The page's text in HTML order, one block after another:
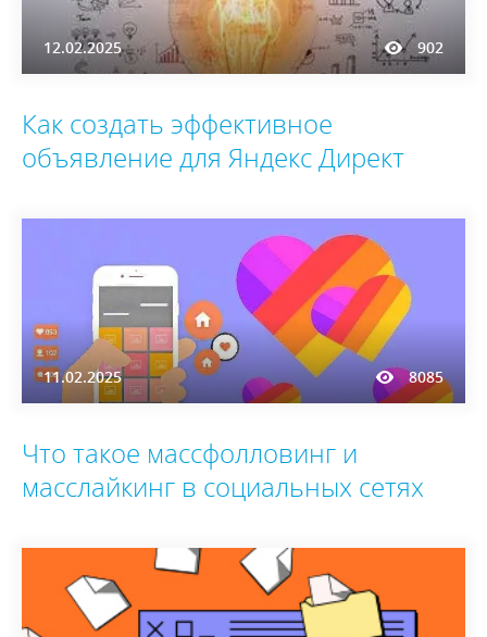
12.02.2025 902
Как создать эффективное
объявление для Яндекс Директ
11.02.2025 8085
Что такое массфолловинг и
масслайкинг в социальных сетях